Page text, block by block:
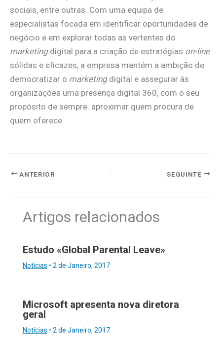
sociais, entre outras. Com uma equipa de
especialistas focada em identificar oportunidades de
negócio e em explorar todas as vertentes do
marketingdigital para a criação de estratégias on-line
sólidas e eficazes, a empresa mantém a ambição de
democratizar o marketingdigital e assegurar às
organizações uma presença digital 360, com o seu
propósito de sempre: aproximar quem procura de
quem oferece.
ANTERIOR SEGUINTE
Artigos relacionados
Estudo «Global Parental Leave»
Notícias • 2 de Janeiro, 2017
Microsoft apresenta nova diretora
geral
Notícias • 2 de Janeiro, 2017